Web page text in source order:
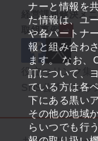
ナーと情報を
た情報は、ユ
や各パートナ
報と組み合わ
ます。 なお、
訂について、
ている方は各
下にある黒い
その他の地域
らいつでも行
経営課題解決メ
取組事例
役立つリンク集
SNS公式アカ